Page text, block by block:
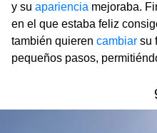
y su apariencia mejoraba.
en el que estaba feliz
también quieren cambiar su
pequeños pasos,